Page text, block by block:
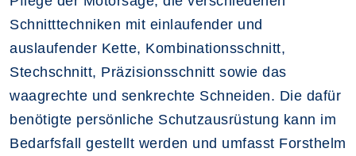
Schnitttechniken mit einlaufender und
auslaufender Kette, Kombinationsschnitt,
Stechschnitt, Präzisionsschnitt sowie das
waagrechte und senkrechte Schneiden. Die dafür
benötigte persönliche Schutzausrüstung kann im
Bedarfsfall gestellt werden und umfasst Forsthelm